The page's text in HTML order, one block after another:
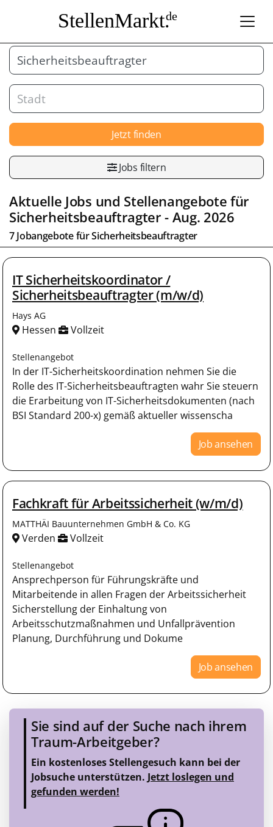
StellenMarkt.de
Jetzt finden
Jobs filtern
Aktuelle Jobs und Stellenangebote für
Sicherheitsbeauftragter- Aug. 2026
7 Jobangebote fürSicherheitsbeauftragter
IT Sicherheitskoordinator /
Sicherheitsbeauftragter (m/w/d)
Hays AG
Hessen Vollzeit
Stellenangebot
In der IT-Sicherheitskoordination nehmen Sie die
Rolle des IT-Sicherheitsbeauftragten wahr Sie steuern
die Erarbeitung von IT-Sicherheitsdokumenten (nach
BSI Standard 200-x) gemäß aktueller wissenscha
Job ansehen
Fachkraft für Arbeitssicherheit (w/m/d)
MATTHÄI Bauunternehmen GmbH & Co. KG
Verden Vollzeit
Stellenangebot
Ansprechperson für Führungskräfte und
Mitarbeitende in allen Fragen der Arbeitssicherheit
Sicherstellung der Einhaltung von
Arbeitsschutzmaßnahmen und Unfallprävention
Planung, Durchführung und Dokume
Job ansehen
Sie sind auf der Suche nach ihrem
Traum-Arbeitgeber?
Ein kostenloses Stellengesuch kann bei der
Jobsuche unterstützen. Jetzt loslegen und
gefunden werden!